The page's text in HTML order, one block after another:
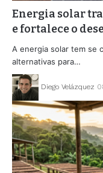
Energia solar
e fortalece o
A energia solar tem se
alternativas para…
Diego Velázquez